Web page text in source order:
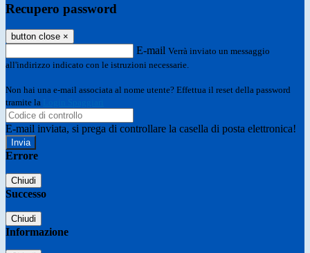
Recupero password
button close ×
E-mail Verrà inviato un messaggio
all'indirizzo indicato con le istruzioni necessarie.
Non hai una e-mail associata al nome utente? Effettua il reset della password
tramite la
E-mail inviata, si prega di controllare la casella di posta elettronica!
Errore
Chiudi
Successo
Chiudi
Informazione